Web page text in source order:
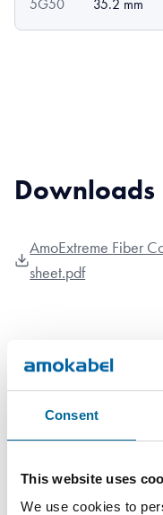
Consent
This website uses
We use cookies to
5G50 35.2 mm
Downloads
AmoExtreme Fiber
sheet.pdf